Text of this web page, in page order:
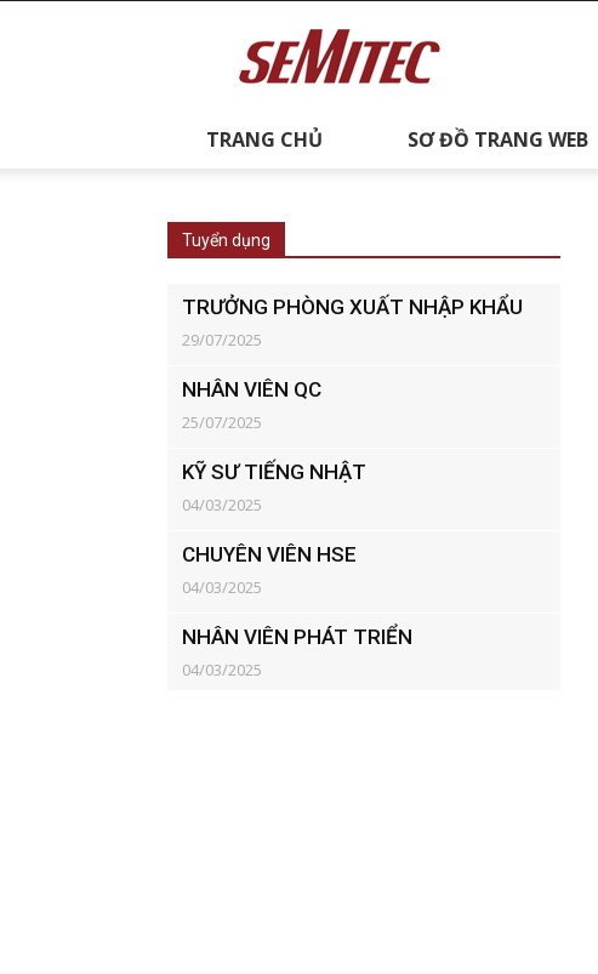
TRANG CHỦ SƠ ĐỒ TRANG WEB
Tuyển dụng
TRƯỞNG PHÒNG XUẤT NHẬP KHẨU
29/07/2025
NHÂN VIÊN QC
25/07/2025
KỸ SƯ TIẾNG NHẬT
04/03/2025
CHUYÊN VIÊN HSE
04/03/2025
NHÂN VIÊN PHÁT TRIỂN
04/03/2025